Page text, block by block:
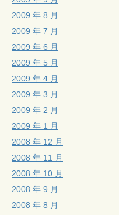
2009 年 8 月
2009 年 7 月
2009 年 6 月
2009 年 5 月
2009 年 4 月
2009 年 3 月
2009 年 2 月
2009 年 1 月
2008 年 12 月
2008 年 11 月
2008 年 10 月
2008 年 9 月
2008 年 8 月